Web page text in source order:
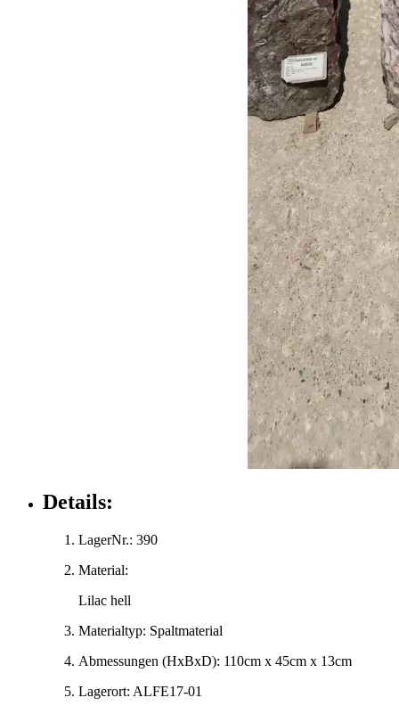
Details:
LagerNr.: 390
Material:
Lilac hell
Materialtyp: Spaltmaterial
Abmessungen (HxBxD): 110cm x 45cm x 13cm
Lagerort: ALFE17-01